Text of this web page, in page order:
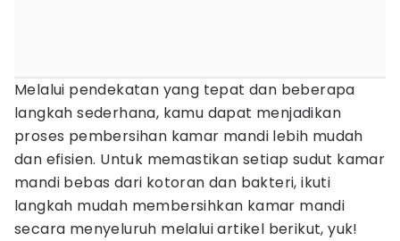
Melalui pendekatan yang tepat dan beberapa
langkah sederhana, kamu dapat menjadikan
proses pembersihan kamar mandi lebih mudah
dan efisien. Untuk memastikan setiap sudut kamar
mandi bebas dari kotoran dan bakteri, ikuti
langkah mudah membersihkan kamar mandi
secara menyeluruh melalui artikel berikut, yuk!